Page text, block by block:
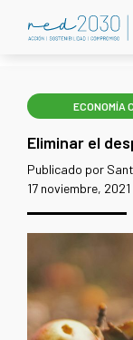
ECONOMÍA
Eliminar el
Publicado por
17 noviembre, 2021